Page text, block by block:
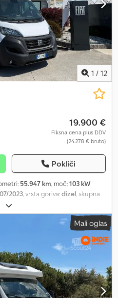
1 / 12
19.900 €
Fiksna cena plus DDV
(24.278 € bruto)
Pokliči
55.947 km, moč:103 kW
07/2023, vrsta goriva:dizel, skupna
prenosa:
na voljo na naši lokaciji v
in fotografije: Giulio Desenibus
- 366.6069108 Davide
Whatsapp - 338.6218473
Mali oglas